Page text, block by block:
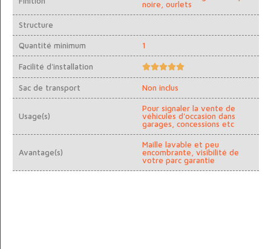
noire, ourlets
Structure
Quantité minimum 1
Facilité d'installation 
Sac de transport Non inclus
Usage(s)
Pour signaler la vente de
véhicules d'occasion dans
garages, concessions etc
Avantage(s)
Maille lavable et peu
encombrante, visibilité de
votre parc garantie